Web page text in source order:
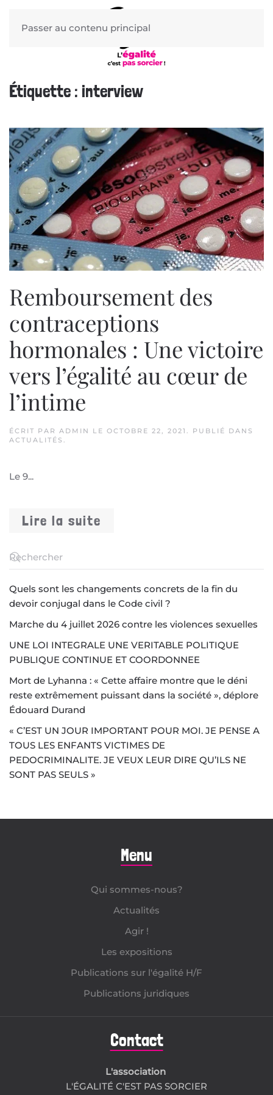
Passer au contenu principal
Étiquette : interview
Remboursement des
contraceptions
hormonales : Une victoire
vers l’égalité au cœur de
l’intime
ÉCRIT PAR ADMIN LE OCTOBRE 22, 2021 . PUBLIÉ DANS
ACTUALITÉS .
Le 9...
Lire la suite
Quels sont les changements concrets de la fin du
devoir conjugal dans le Code civil ?
Marche du 4 juillet 2026 contre les violences sexuelles
UNE LOI INTEGRALE UNE VERITABLE POLITIQUE
PUBLIQUE CONTINUE ET COORDONNEE
Mort de Lyhanna : « Cette affaire montre que le déni
reste extrêmement puissant dans la société », déplore
Édouard Durand
« C’EST UN JOUR IMPORTANT POUR MOI. JE PENSE A
TOUS LES ENFANTS VICTIMES DE
PEDOCRIMINALITE. JE VEUX LEUR DIRE QU’ILS NE
SONT PAS SEULS »
Menu
Qui sommes-nous?
Actualités
Agir !
Les expositions
Publications sur l'égalité H/F
Publications juridiques
Contact
L'association
L'ÉGALITÉ C'EST PAS SORCIER